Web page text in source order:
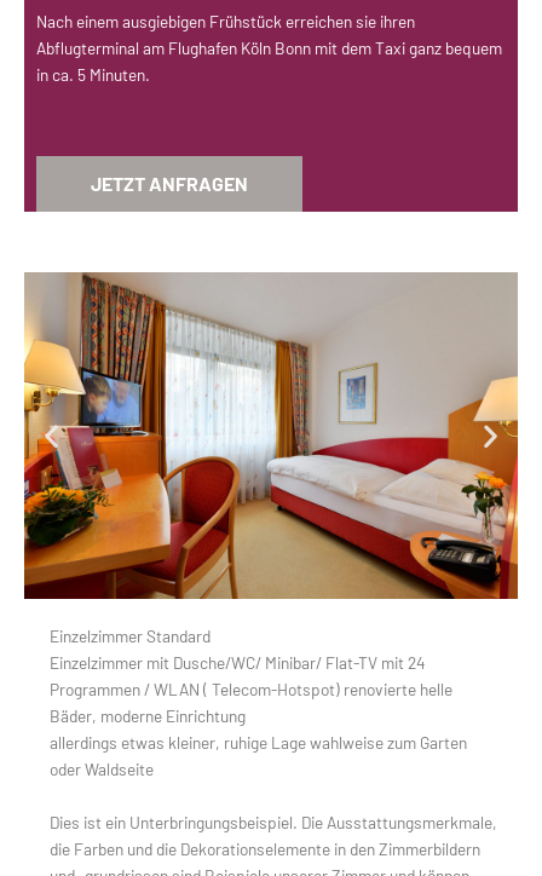
Nach einem ausgiebigen Frühstück erreichen sie ihren
Abflugterminal am Flughafen Köln Bonn mit dem Taxi ganz bequem
in ca. 5 Minuten.
JETZT ANFRAGEN
Einzelzimmer Standard
Einzelzimmer mit Dusche/WC/ Minibar/ Flat-TV mit 24
Programmen / WLAN ( Telecom-Hotspot) renovierte helle
Bäder, moderne Einrichtung
allerdings etwas kleiner, ruhige Lage wahlweise zum Garten
oder Waldseite
Dies ist ein Unterbringungsbeispiel. Die Ausstattungsmerkmale,
die Farben und die Dekorationselemente in den Zimmerbildern